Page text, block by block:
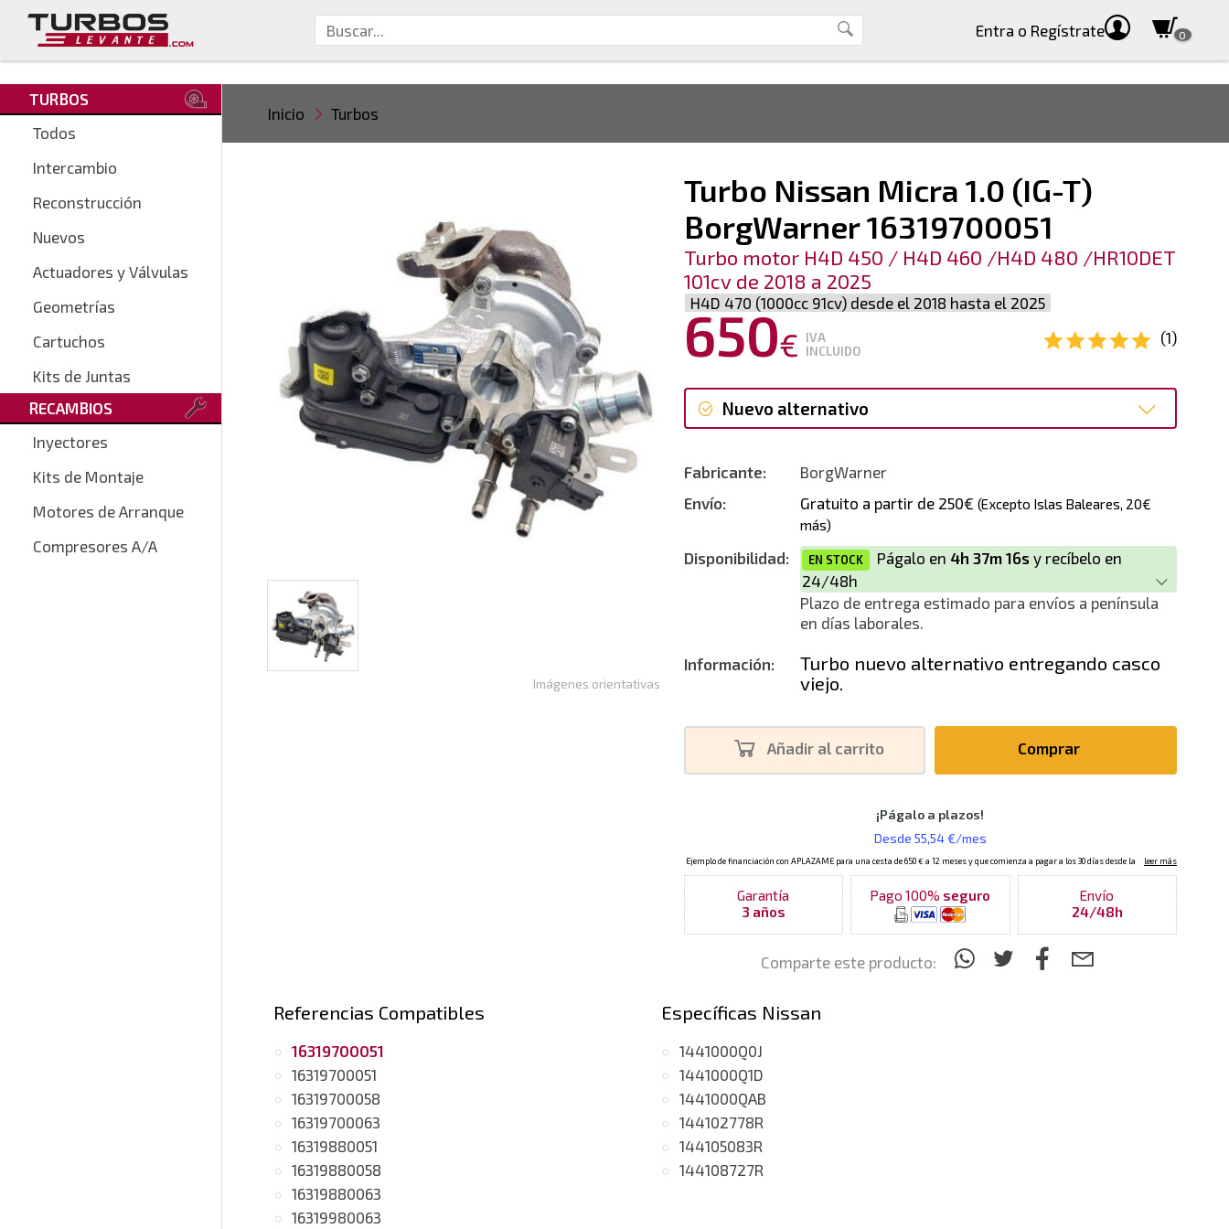
Entra o Regístrate 0
TURBOS
Todos
Intercambio
Reconstrucción
Nuevos
Actuadores y Válvulas
Geometrías
Cartuchos
Kits de Juntas
RECAMBIOS
Inyectores
Kits de Montaje
Motores de Arranque
Compresores A/A
Inicio Turbos
Turbo Nissan Micra 1.0 (IG-T)
BorgWarner 16319700051
Turbo motor H4D 450 / H4D 460 /H4D 480 /HR10DET
101cv de 2018 a 2025
H4D 470 (1000cc 91cv) desde el 2018 hasta el 2025
650€ IVA
INCLUIDO
(1)
Nuevo alternativo
Fabricante:
BorgWarner
Envío:
Gratuito a partir de 250€ (Excepto Islas Baleares, 20€
más)
Disponibilidad: EN STOCK Págalo en 4h 37m 16s y recíbelo en
24/48h
Plazo de entrega estimado para envíos a península
en días laborales.
Información:
Turbo nuevo alternativo entregando casco
viejo.
Añadir al carrito Comprar
Garantía
3 años
Pago 100% seguro
Envío
24/48h
Comparte este producto:
Imágenes orientativas
Referencias Compatibles
16319700051
16319700051
16319700058
16319700063
16319880051
16319880058
16319880063
16319980063
Específicas Nissan
1441000Q0J
1441000Q1D
1441000QAB
144102778R
144105083R
144108727R